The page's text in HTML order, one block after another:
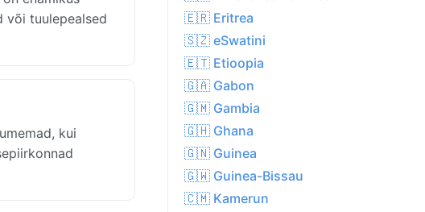
või tuulepealsed
kui
🇪🇷 Eritrea
🇸🇿 eSwatini
🇪🇹 Etioopia
🇬🇦 Gabon
🇬🇲 Gambia
🇬🇭 Ghana
🇬🇳 Guinea
🇬🇼 Guinea-Bissau
🇨🇲 Kamerun